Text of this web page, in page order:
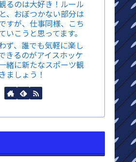
るのは大好き！ルール
、おぼつかない部分は
すが、仕事同様、こち
いこうと思ってます。
ず、誰でも気軽に楽し
きるのがアイスホッケ
緒に新たなスポーツ観
ましょう！